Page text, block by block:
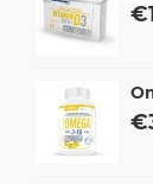
€
€